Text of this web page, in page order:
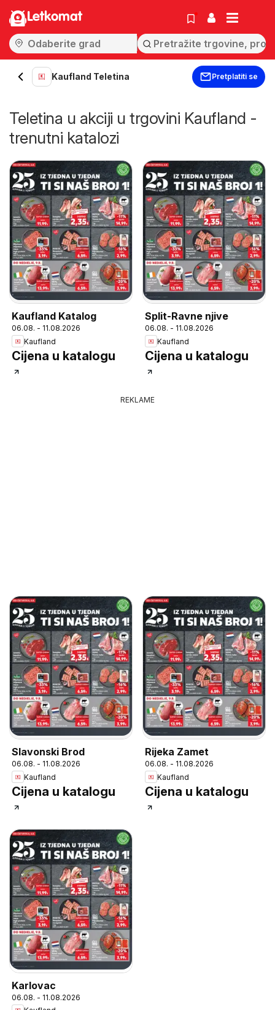
Letkomat
Kaufland Teletina Pretplatiti se
Teletina u akciji u trgovini Kaufland -
trenutni katalozi
Kaufland Katalog
06.08. - 11.08.2026
Kaufland
Cijena u katalogu
Split-Ravne njive
06.08. - 11.08.2026
Kaufland
Cijena u katalogu
REKLAME
Slavonski Brod
06.08. - 11.08.2026
Kaufland
Cijena u katalogu
Rijeka Zamet
06.08. - 11.08.2026
Kaufland
Cijena u katalogu
Karlovac
06.08. - 11.08.2026